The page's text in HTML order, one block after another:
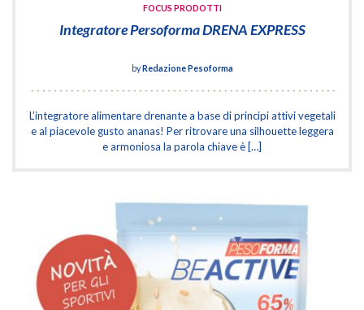
FOCUS PRODOTTI
Integratore Persoforma DRENA EXPRESS
byRedazione Pesoforma
L’integratore alimentare drenante a base di principi attivi vegetali
e al piacevole gusto ananas! Per ritrovare una silhouette leggera
e armoniosa la parola chiave è […]